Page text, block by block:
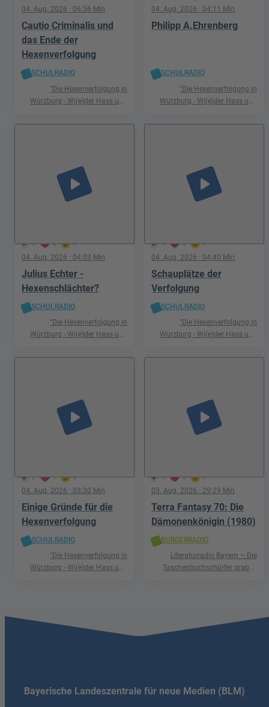
04. Aug. 2026 · 06:56 Min
Cautio Criminalis und
das Ende der
Hexenverfolgung
SCHULRADIO
"Die Hexenverfolgung in
Würzburg - Wi(e)der Hass und
04. Aug. 2026 · 04:11 Min
Philipp A.Ehrenberg
SCHULRADIO
"Die Hexenverfolgung in
Würzburg - Wi(e)der Hass und
0 0 0
play_arrow
04. Aug. 2026 · 04:03 Min
Julius Echter -
Hexenschlächter?
SCHULRADIO
"Die Hexenverfolgung in
Würzburg - Wi(e)der Hass und
0 0 0
play_arrow
04. Aug. 2026 · 04:40 Min
Schauplätze der
Verfolgung
SCHULRADIO
"Die Hexenverfolgung in
Würzburg - Wi(e)der Hass und
2 1 0
play_arrow
04. Aug. 2026 · 03:30 Min
Einige Gründe für die
Hexenverfolgung
SCHULRADIO
"Die Hexenverfolgung in
Würzburg - Wi(e)der Hass und
3 0 0
play_arrow
03. Aug. 2026 · 29:29 Min
Terra Fantasy 70: Die
Dämonenkönigin (1980)
BÜRGERRADIO
Literaturradio Bayern – Die
Taschenbuchschürfer graben
Bayerische Landeszentrale für neue Medien (BLM)